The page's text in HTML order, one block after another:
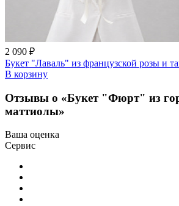
2 090 ₽
Букет "Лаваль" из французской розы и
В корзину
Отзывы о «Букет "Фюрт" из
маттиолы»
Ваша оценка
Сервис